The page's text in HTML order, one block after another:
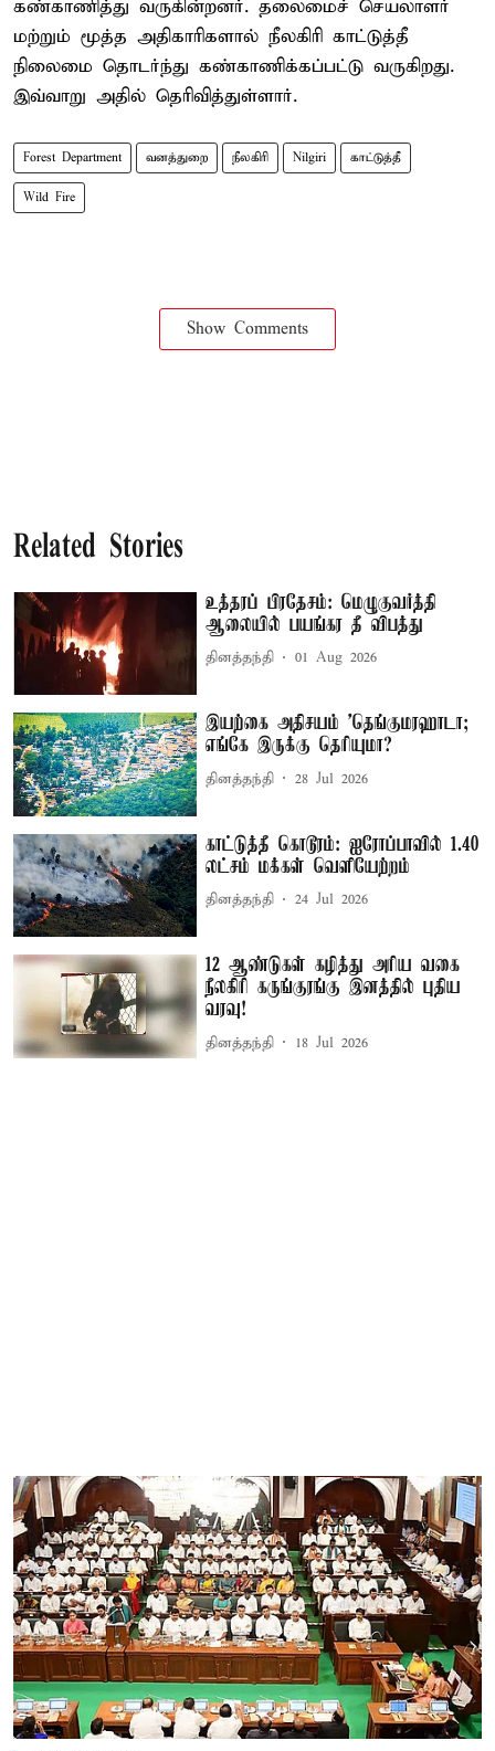
கண்காணித்து வருகின்றனர். தலைமைச் செயலாளர்
மற்றும் மூத்த அதிகாரிகளால் நீலகிரி காட்டுத்தீ
நிலைமை தொடர்ந்து கண்காணிக்கப்பட்டு வருகிறது.
இவ்வாறு அதில் தெரிவித்துள்ளார்.
Forest Department வனத்துறை நீலகிரி Nilgiri காட்டுத்தீ
Wild Fire
Show Comments
Related Stories
உத்தரப் பிரதேசம்: மெழுகுவர்த்தி
ஆலையில் பயங்கர தீ விபத்து
தினத்தந்தி 01 Aug 2026
இயற்கை அதிசயம் 'தெங்குமரஹாடா;
எங்கே இருக்கு தெரியுமா?
தினத்தந்தி 28 Jul 2026
காட்டுத்தீ கொடூரம்: ஐரோப்பாவில் 1.40
லட்சம் மக்கள் வெளியேற்றம்
தினத்தந்தி 24 Jul 2026
12 ஆண்டுகள் கழித்து அரிய வகை
நீலகிரி கருங்குரங்கு இனத்தில் புதிய
வரவு!
தினத்தந்தி 18 Jul 2026